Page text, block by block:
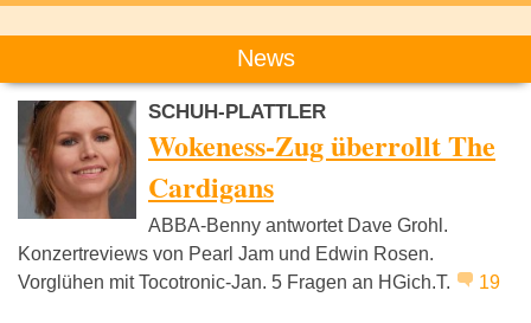
News
SCHUH-PLATTLER
Wokeness-Zug überrollt The
Cardigans
ABBA-Benny antwortet Dave Grohl.
Konzertreviews von Pearl Jam und Edwin Rosen.
Vorglühen mit Tocotronic-Jan. 5 Fragen an HGich.T.
19